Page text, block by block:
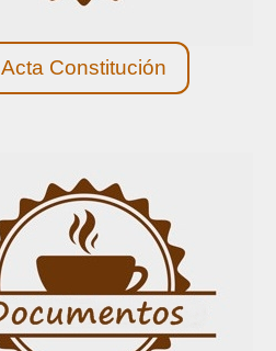
Acta Constitución